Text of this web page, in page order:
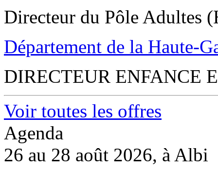
Directeur du Pôle Adultes
Département de la Haute-
DIRECTEUR ENFANCE
Voir toutes les offres
Agenda
26 au 28 août 2026, à Albi